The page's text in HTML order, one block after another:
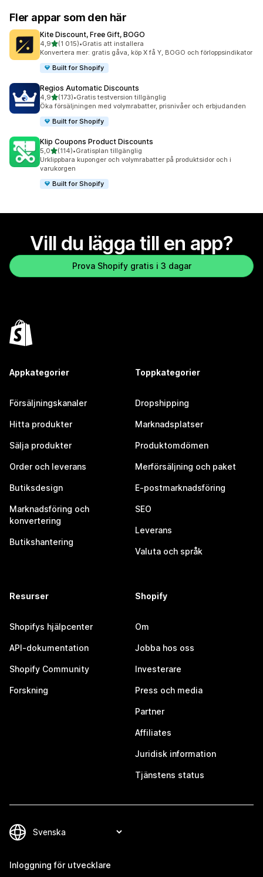
Fler appar som den här
Kite Discount, Free Gift, BOGO
4,9av 5 stjärnor
(1 015)
1015 recensioner totalt
•Gratis att installera
Konvertera mer: gratis gåva, köp X få Y, BOGO och förloppsindikator
Built for Shopify
Regios Automatic Discounts
4,9av 5 stjärnor
(173)
173 recensioner totalt
•Gratis testversion tillgänglig
Öka försäljningen med volymrabatter, prisnivåer och erbjudanden
Built for Shopify
Klip Coupons Product Discounts
5,0av 5 stjärnor
(114)
114 recensioner totalt
•Gratisplan tillgänglig
Urklippbara kuponger och volymrabatter på produktsidor och i
varukorgen
Built for Shopify
Vill du lägga till en app?
Prova Shopify gratis i 3 dagar
Appkategorier
Försäljningskanaler
Hitta produkter
Sälja produkter
Order och leverans
Butiksdesign
Marknadsföring och
konvertering
Butikshantering
Toppkategorier
Dropshipping
Marknadsplatser
Produktomdömen
Merförsäljning och paket
E-postmarknadsföring
SEO
Leverans
Valuta och språk
Resurser
Shopifys hjälpcenter
API-dokumentation
Shopify Community
Forskning
Shopify
Om
Jobba hos oss
Investerare
Press och media
Partner
Affiliates
Juridisk information
Tjänstens status
Inloggning för utvecklare